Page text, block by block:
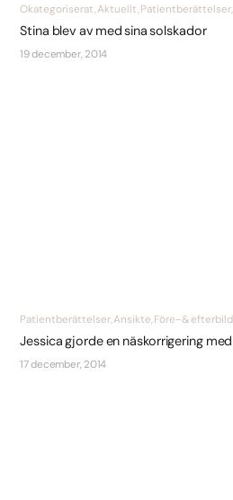
Okategoriserat, Aktuellt,
Stina blev av med sina solskador
19 december, 2014
Patientberättelser, Ansikte, Före- &
Jessica gjorde en näskorrigering
17 december, 2014